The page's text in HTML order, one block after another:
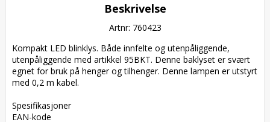
Beskrivelse
Artnr: 760423
Kompakt LED blinklys. Både innfelte og utenpåliggende,
utenpåliggende med artikkel 95BKT. Denne baklyset er svært
egnet for bruk på henger og tilhenger. Denne lampen er utstyrt
med 0,2 m kabel.
Spesifikasjoner
EAN-kode